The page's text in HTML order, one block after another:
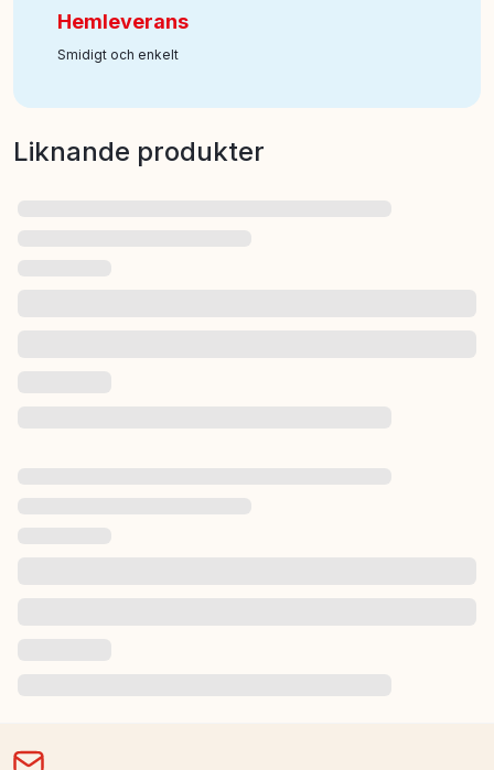
Hemleverans
Smidigt och enkelt
Liknande produkter